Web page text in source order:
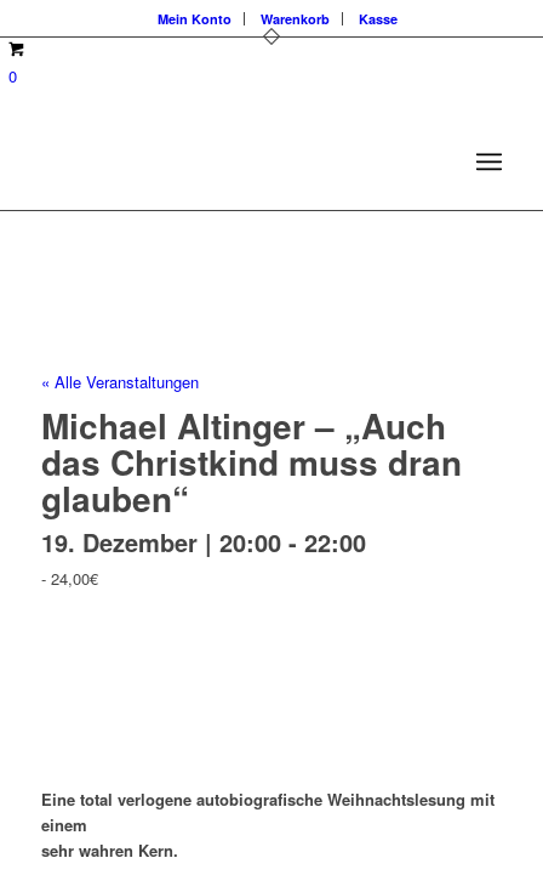
Mein Konto Warenkorb Kasse
0
« Alle Veranstaltungen
Michael Altinger – „Auch
das Christkind muss dran
glauben“
19. Dezember | 20:00- 22:00
- 24,00€
Eine total verlogene autobiografische Weihnachtslesung mit
einem
sehr wahren Kern.